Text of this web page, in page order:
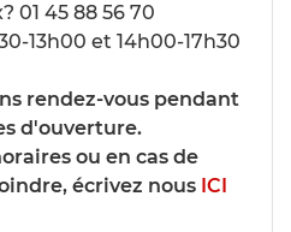
01 45 88 56 70
13h00 et 14h00-17h30
rendez-vous pendant
d'ouverture.
ou en cas de
écrivez nous ICI